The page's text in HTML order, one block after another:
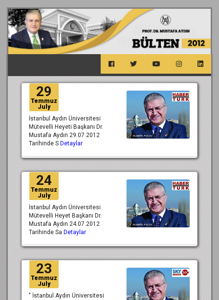
29
Temmuz
July
İstanbul Aydın Üniversitesi
Mütevelli Heyeti Başkanı Dr.
Mustafa Aydın 29.07.2012
Tarihinde S Detaylar
24
Temmuz
July
İstanbul Aydın Üniversitesi
Mütevelli Heyet Başkanı Dr.
Mustafa Aydın 24.07.2012
Tarihinde Sa Detaylar
23
Temmuz
July
" İstanbul Aydın Üniversitesi